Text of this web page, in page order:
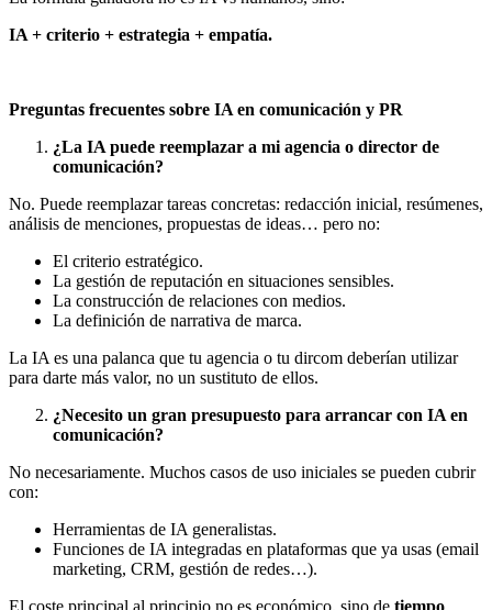
IA + criterio + estrategia + empatía.
Preguntas frecuentes sobre IA en comunicación y PR
¿La IA puede reemplazar a mi agencia o director de
comunicación?
No. Puede reemplazar tareas concretas: redacción inicial, resúmenes,
análisis de menciones, propuestas de ideas… pero no:
El criterio estratégico.
La gestión de reputación en situaciones sensibles.
La construcción de relaciones con medios.
La definición de narrativa de marca.
La IA es una palanca que tu agencia o tu dircom deberían utilizar
para darte más valor, no un sustituto de ellos.
¿Necesito un gran presupuesto para arrancar con IA en
comunicación?
No necesariamente. Muchos casos de uso iniciales se pueden cubrir
con:
Herramientas de IA generalistas.
Funciones de IA integradas en plataformas que ya usas (email
marketing, CRM, gestión de redes…).
El coste principal al principio no es económico, sino de tiempo